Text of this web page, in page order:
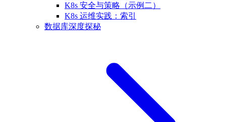
K8s 安全与策略（示例二）
K8s 运维实践：索引
数据库深度探秘